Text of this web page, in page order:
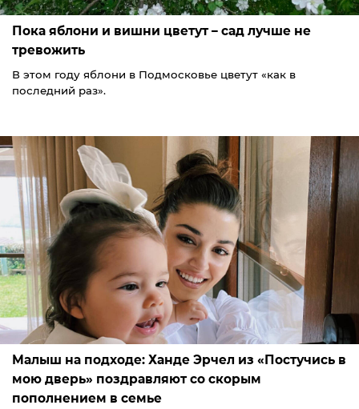
Пока яблони и вишни цветут – сад лучше не
тревожить
В этом году яблони в Подмосковье цветут «как в
последний раз».
Малыш на подходе: Ханде Эрчел из «Постучись в
мою дверь» поздравляют со скорым
пополнением в семье